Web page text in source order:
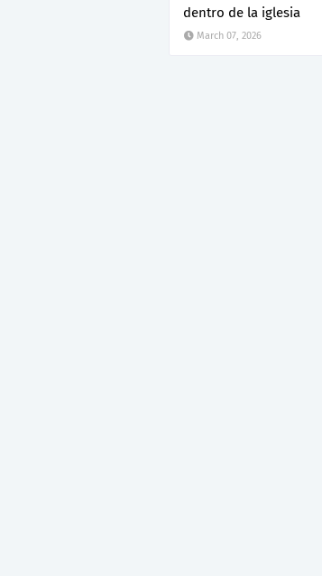
dentro de la iglesia
March 07, 2026